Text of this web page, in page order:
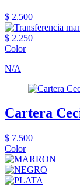
$ 2.500
$ 2.250
Color
N/A
Cartera
$ 7.500
Color